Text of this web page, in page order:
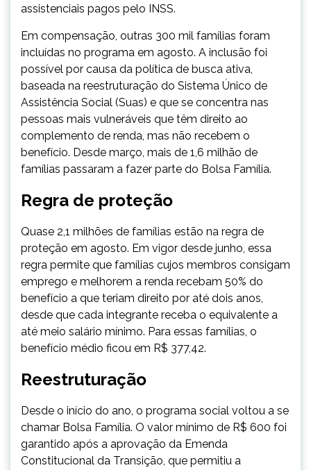
assistenciais pagos pelo INSS.
Em compensação, outras 300 mil famílias foram
incluídas no programa em agosto. A inclusão foi
possível por causa da política de busca ativa,
baseada na reestruturação do Sistema Único de
Assistência Social (Suas) e que se concentra nas
pessoas mais vulneráveis que têm direito ao
complemento de renda, mas não recebem o
benefício. Desde março, mais de 1,6 milhão de
famílias passaram a fazer parte do Bolsa Família.
Regra de proteção
Quase 2,1 milhões de famílias estão na regra de
proteção em agosto. Em vigor desde junho, essa
regra permite que famílias cujos membros consigam
emprego e melhorem a renda recebam 50% do
benefício a que teriam direito por até dois anos,
desde que cada integrante receba o equivalente a
até meio salário mínimo. Para essas famílias, o
benefício médio ficou em R$ 377,42.
Reestruturação
Desde o início do ano, o programa social voltou a se
chamar Bolsa Família. O valor mínimo de R$ 600 foi
garantido após a aprovação da Emenda
Constitucional da Transição, que permitiu a